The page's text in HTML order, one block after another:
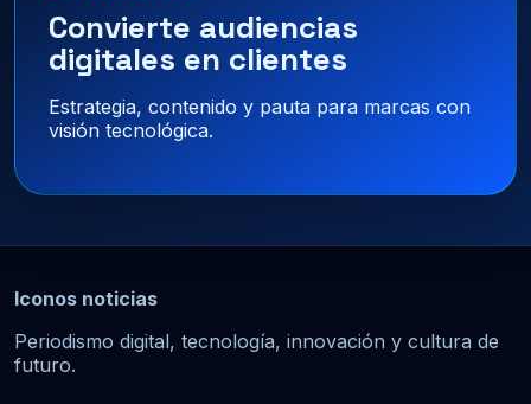
Convierte audiencias
digitales en clientes
Estrategia, contenido y pauta para marcas con
visión tecnológica.
Iconos noticias
Periodismo digital, tecnología, innovación y cultura de
futuro.